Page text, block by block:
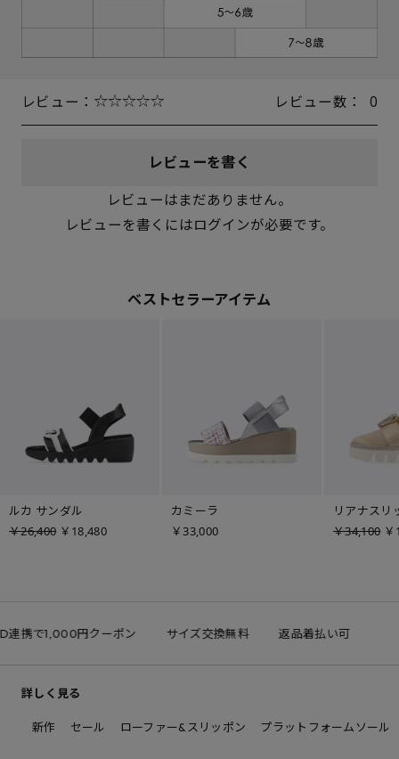
レビュー： レビュー数： 0
レビューを書く
レビューはまだありません。
レビューを書くにはログインが必要です。
ベストセラーアイテム
ルカ サンダル
￥26,400 ￥18,480
カミーラ
￥33,000
リアナスリ
￥34,100
携で1,000円クーポン サイズ交換無料 返品着払い可
詳しく見る
新作 セール ローファー&スリッポン プラットフォームソール